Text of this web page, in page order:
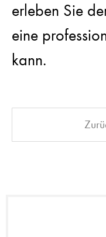
erleben Sie
eine
kann.